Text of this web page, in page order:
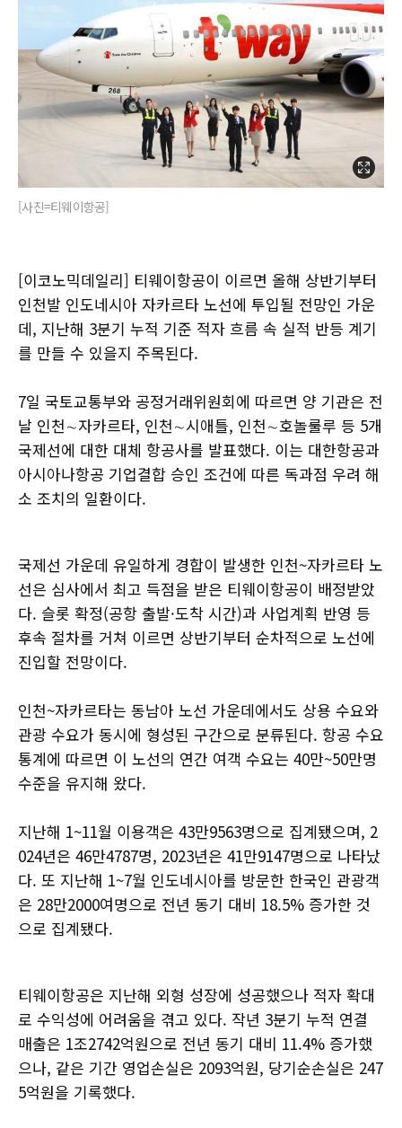
[사진=티웨이항공]
[이코노믹데일리] 티웨이항공이 이르면 올해 상반기부터
인천발 인도네시아 자카르타 노선에 투입될 전망인 가운
데, 지난해 3분기 누적 기준 적자 흐름 속 실적 반등 계기
를 만들 수 있을지 주목된다.
7일 국토교통부와 공정거래위원회에 따르면 양 기관은 전
날 인천∼자카르타, 인천∼시애틀, 인천∼호놀룰루 등 5개
국제선에 대한 대체 항공사를 발표했다. 이는 대한항공과
아시아나항공 기업결합 승인 조건에 따른 독과점 우려 해
소 조치의 일환이다.
국제선 가운데 유일하게 경합이 발생한 인천~자카르타 노
선은 심사에서 최고 득점을 받은 티웨이항공이 배정받았
다. 슬롯 확정(공항 출발·도착 시간)과 사업계획 반영 등
후속 절차를 거쳐 이르면 상반기부터 순차적으로 노선에
진입할 전망이다.
인천~자카르타는 동남아 노선 가운데에서도 상용 수요와
관광 수요가 동시에 형성된 구간으로 분류된다. 항공 수요
통계에 따르면 이 노선의 연간 여객 수요는 40만~50만명
수준을 유지해 왔다.
지난해 1~11월 이용객은 43만9563명으로 집계됐으며, 2
024년은 46만4787명, 2023년은 41만9147명으로 나타났
다. 또 지난해 1~7월 인도네시아를 방문한 한국인 관광객
은 28만2000여명으로 전년 동기 대비 18.5% 증가한 것
으로 집계됐다.
티웨이항공은 지난해 외형 성장에 성공했으나 적자 확대
로 수익성에 어려움을 겪고 있다. 작년 3분기 누적 연결
매출은 1조2742억원으로 전년 동기 대비 11.4% 증가했
으나, 같은 기간 영업손실은 2093억원, 당기순손실은 247
5억원을 기록했다.